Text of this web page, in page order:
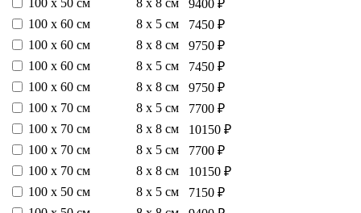
100 х 50 см
8 х 8 см
9400 ₽
100 х 60 см
8 х 5 см
7450 ₽
100 х 60 см
8 х 8 см
9750 ₽
100 х 60 см
8 х 5 см
7450 ₽
100 х 60 см
8 х 8 см
9750 ₽
100 х 70 см
8 х 5 см
7700 ₽
100 х 70 см
8 х 8 см
10150 ₽
100 х 70 см
8 х 5 см
7700 ₽
100 х 70 см
8 х 8 см
10150 ₽
100 х 50 см
8 х 5 см
7150 ₽